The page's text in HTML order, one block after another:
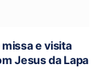
e visita
Jesus da Lapa